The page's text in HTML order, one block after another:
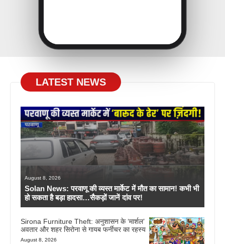
LATEST NEWS
August 8, 2026
Solan News: परवाणू की व्यस्त मार्केट में मौत का सामान! कभी भी
हो सकता है बड़ा हादसा…सैकड़ों जानें दांव पर!
Sirona Furniture Theft: अनुशासन के ‘मार्शल’
अवतार और शहर सिरोना से गायब फर्नीचर का रहस्य
August 8, 2026